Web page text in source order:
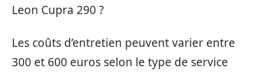
Leon Cupra 290 ?
Les coûts d’entretien peuvent varier entre
300 et 600 euros selon le type de service